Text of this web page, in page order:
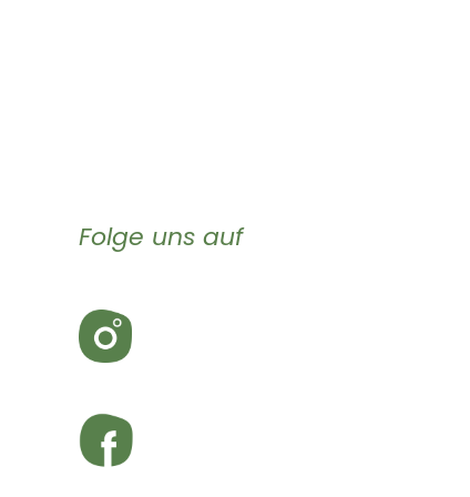
Folge uns auf